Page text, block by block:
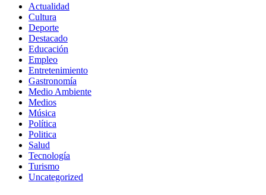
Actualidad
Cultura
Deporte
Destacado
Educación
Empleo
Entretenimiento
Gastronomía
Medio Ambiente
Medios
Música
Política
Politica
Salud
Tecnología
Turismo
Uncategorized